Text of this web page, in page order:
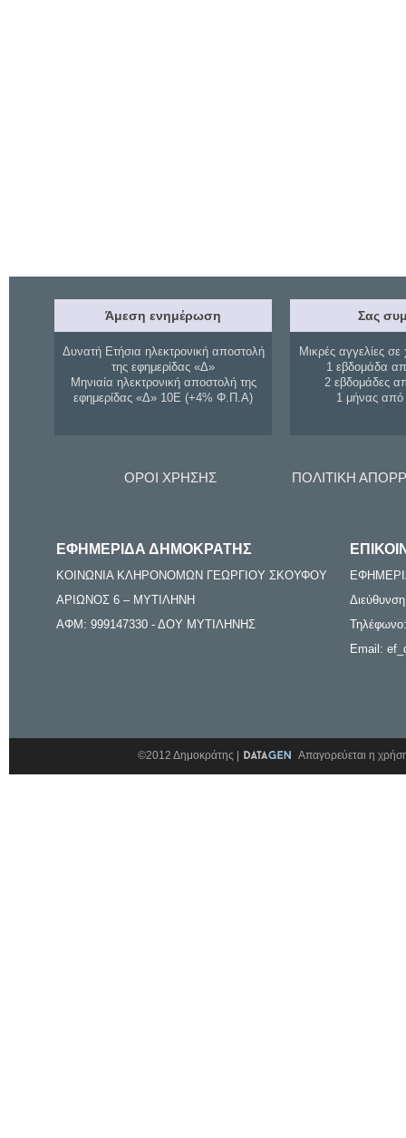
Άμεση ενημέρωση
Δυνατή Ετήσια ηλεκτρονική αποστολή
της εφημερίδας «Δ»
Μηνιαία ηλεκτρονική αποστολή της
εφημερίδας «Δ» 10Ε (+4% Φ.Π.Α)
Σας
Μικρές αγγελίες σε
1 εβδομάδα
2 εβδομάδες
1 μήνας
ΟΡΟΙ ΧΡΗΣΗΣ ΠΟΛΙΤΙΚΗ
ΕΦΗΜΕΡΙΔΑ ΔΗΜΟΚΡΑΤΗΣ
ΚΟΙΝΩΝΙΑ ΚΛΗΡΟΝΟΜΩΝ ΓΕΩΡΓΙΟΥ ΣΚΟΥΦΟΥ
ΑΡΙΩΝΟΣ 6 – ΜΥΤΙΛΗΝΗ
ΑΦΜ: 999147330 - ΔΟΥ ΜΥΤΙΛΗΝΗΣ
Email:
©2012 Δημοκράτης | Απαγορεύεται η